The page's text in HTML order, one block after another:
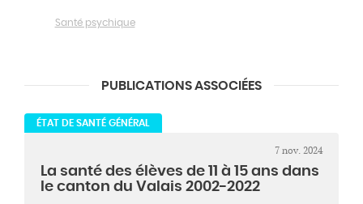
Santé psychique
PUBLICATIONS ASSOCIÉES
ÉTAT DE SANTÉ GÉNÉRAL
7 nov. 2024
La santé des élèves de 11 à 15 ans dans
le canton du Valais 2002-2022